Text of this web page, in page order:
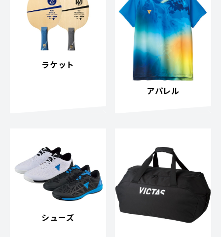
ラケット
アパレル
シューズ